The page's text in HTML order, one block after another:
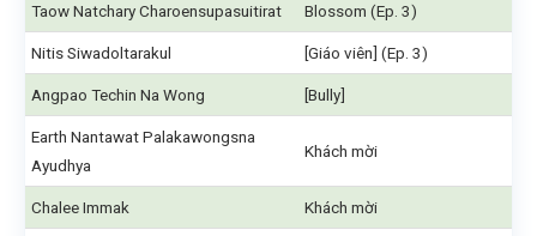
Taow Natchary Charoensupasuitirat Blossom (Ep. 3)
Nitis Siwadoltarakul [Giáo viên] (Ep. 3)
Angpao Techin Na Wong [Bully]
Earth Nantawat Palakawongsna
Ayudhya
Khách mời
Chalee Immak Khách mời